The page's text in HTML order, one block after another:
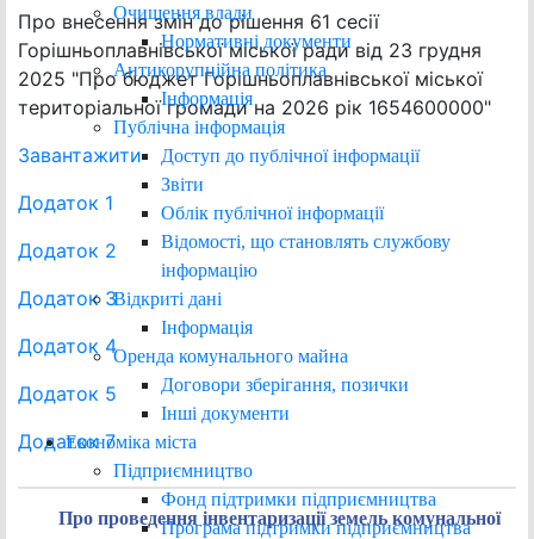
Очищення влади
Нормативні документи
Антикорупційна політика
Інформація
Публічна інформація
Доступ до публічної інформації
Звіти
Облік публічної інформації
Відомості, що становлять службову
інформацію
Відкриті дані
Інформація
Оренда комунального майна
Договори зберігання, позички
Інші документи
Економіка міста
Підприємництво
Фонд підтримки підприємництва
Програма підтримки підприємництва
Про внесення змін до рішення 61 сесії
Горішньоплавнівської міської ради від 23 грудня
2025 "Про бюджет Горішньоплавнівської міської
територіальної громади на 2026 рік 1654600000"
Завантажити
Додаток 1
Додаток 2
Додаток 3
Додаток 4
Додаток 5
Додаток 7
Про проведення інвентаризації земель комунальної